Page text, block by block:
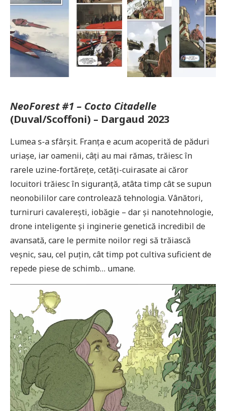
NeoForest #1 – Cocto Citadelle
(Duval/Scoffoni) – Dargaud 2023
Lumea s-a sfârșit. Franța e acum acoperită de păduri
uriașe, iar oamenii, câți au mai rămas, trăiesc în
rarele uzine-fortărețe, cetăți-cuirasate ai căror
locuitori trăiesc în siguranță, atâta timp cât se supun
neonobililor care controlează tehnologia. Vânători,
turniruri cavalerești, iobăgie – dar și nanotehnologie,
drone inteligente și inginerie genetică incredibil de
avansată, care le permite noilor regi să trăiască
veșnic, sau, cel puțin, cât timp pot cultiva suficient de
repede piese de schimb… umane.